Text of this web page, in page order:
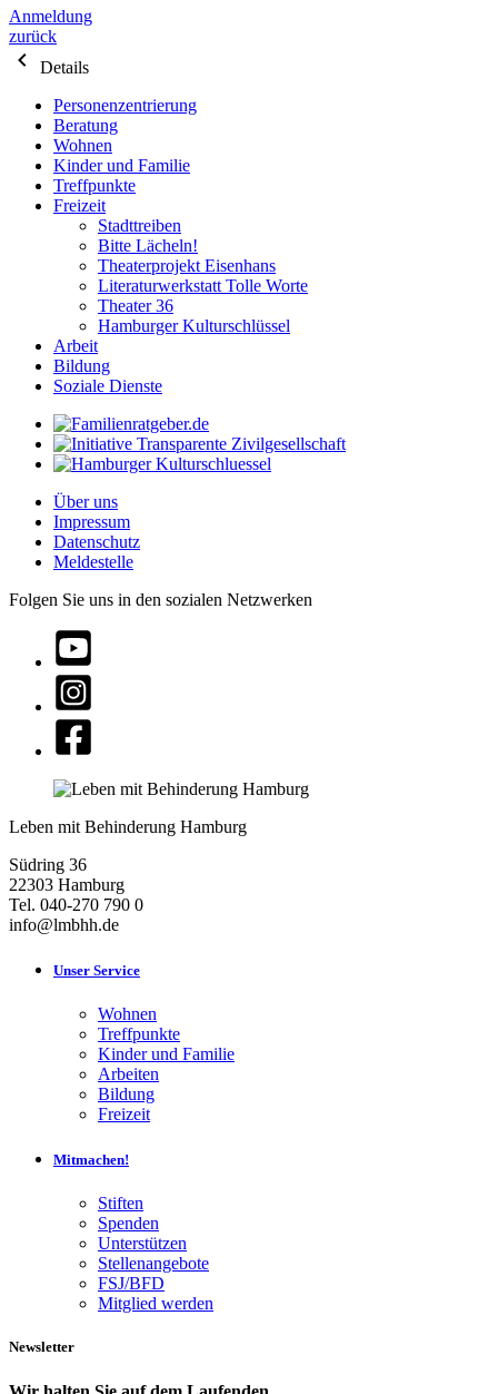
Anmeldung
zurück
Details
Personenzentrierung
Beratung
Wohnen
Kinder und Familie
Treffpunkte
Freizeit
Stadttreiben
Bitte Lächeln!
Theaterprojekt Eisenhans
Literaturwerkstatt Tolle Worte
Theater 36
Hamburger Kulturschlüssel
Arbeit
Bildung
Soziale Dienste
Über uns
Impressum
Datenschutz
Meldestelle
Folgen Sie uns in den sozialen Netzwerken
Leben mit Behinderung Hamburg
Südring 36
22303 Hamburg
Tel. 040-270 790 0
info@lmbhh.de
Unser Service
Wohnen
Treffpunkte
Kinder und Familie
Arbeiten
Bildung
Freizeit
Mitmachen!
Stiften
Spenden
Unterstützen
Stellenangebote
FSJ/BFD
Mitglied werden
Newsletter